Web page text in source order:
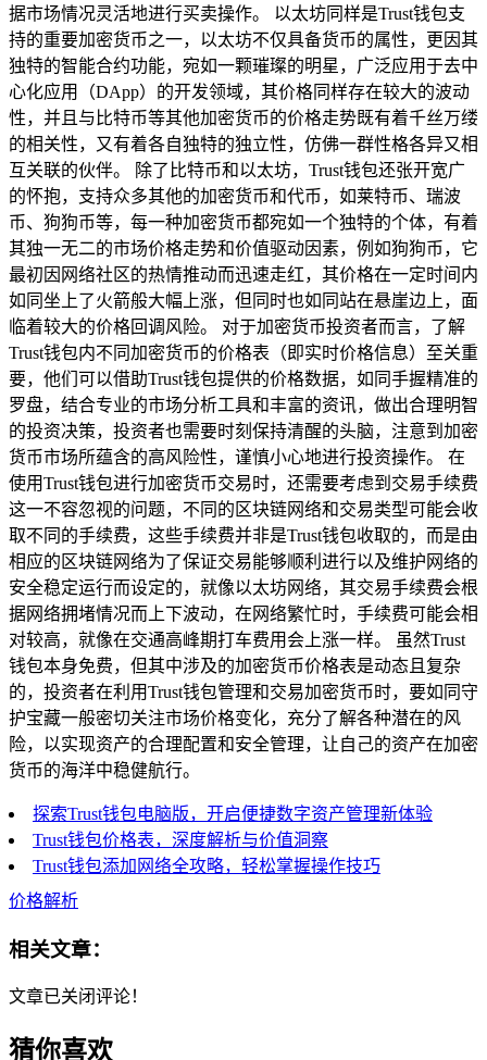
据市场情况灵活地进行买卖操作。 以太坊同样是Trust钱包支
持的重要加密货币之一，以太坊不仅具备货币的属性，更因其
独特的智能合约功能，宛如一颗璀璨的明星，广泛应用于去中
心化应用（DApp）的开发领域，其价格同样存在较大的波动
性，并且与比特币等其他加密货币的价格走势既有着千丝万缕
的相关性，又有着各自独特的独立性，仿佛一群性格各异又相
互关联的伙伴。 除了比特币和以太坊，Trust钱包还张开宽广
的怀抱，支持众多其他的加密货币和代币，如莱特币、瑞波
币、狗狗币等，每一种加密货币都宛如一个独特的个体，有着
其独一无二的市场价格走势和价值驱动因素，例如狗狗币，它
最初因网络社区的热情推动而迅速走红，其价格在一定时间内
如同坐上了火箭般大幅上涨，但同时也如同站在悬崖边上，面
临着较大的价格回调风险。 对于加密货币投资者而言，了解
Trust钱包内不同加密货币的价格表（即实时价格信息）至关重
要，他们可以借助Trust钱包提供的价格数据，如同手握精准的
罗盘，结合专业的市场分析工具和丰富的资讯，做出合理明智
的投资决策，投资者也需要时刻保持清醒的头脑，注意到加密
货币市场所蕴含的高风险性，谨慎小心地进行投资操作。 在
使用Trust钱包进行加密货币交易时，还需要考虑到交易手续费
这一不容忽视的问题，不同的区块链网络和交易类型可能会收
取不同的手续费，这些手续费并非是Trust钱包收取的，而是由
相应的区块链网络为了保证交易能够顺利进行以及维护网络的
安全稳定运行而设定的，就像以太坊网络，其交易手续费会根
据网络拥堵情况而上下波动，在网络繁忙时，手续费可能会相
对较高，就像在交通高峰期打车费用会上涨一样。 虽然Trust
钱包本身免费，但其中涉及的加密货币价格表是动态且复杂
的，投资者在利用Trust钱包管理和交易加密货币时，要如同守
护宝藏一般密切关注市场价格变化，充分了解各种潜在的风
险，以实现资产的合理配置和安全管理，让自己的资产在加密
货币的海洋中稳健航行。
探索Trust钱包电脑版，开启便捷数字资产管理新体验
Trust钱包价格表，深度解析与价值洞察
Trust钱包添加网络全攻略，轻松掌握操作技巧
价格解析
相关文章：
文章已关闭评论！
猜你喜欢